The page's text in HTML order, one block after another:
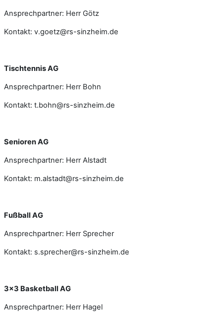
Ansprechpartner: Herr Götz
Kontakt: v.goetz@rs-sinzheim.de
Tischtennis AG
Ansprechpartner: Herr Bohn
Kontakt: t.bohn@rs-sinzheim.de
Senioren AG
Ansprechpartner: Herr Alstadt
Kontakt: m.alstadt@rs-sinzheim.de
Fußball AG
Ansprechpartner: Herr Sprecher
Kontakt: s.sprecher@rs-sinzheim.de
3x3 Basketball AG
Ansprechpartner: Herr Hagel